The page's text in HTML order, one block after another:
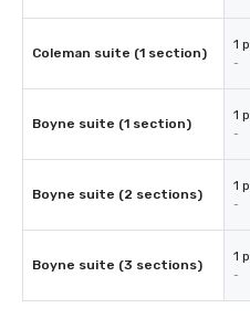
Coleman suite (1 section)
1
-
Boyne suite (1 section)
1
-
Boyne suite (2 sections)
1
-
Boyne suite (3 sections)
1
-